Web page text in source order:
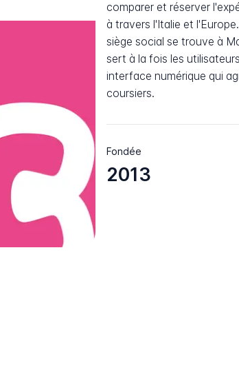
comparer et réserver
à travers l'Italie et
siège social se trouve à
sert à la fois les
interface numérique qui
coursiers.
Fondée
2013